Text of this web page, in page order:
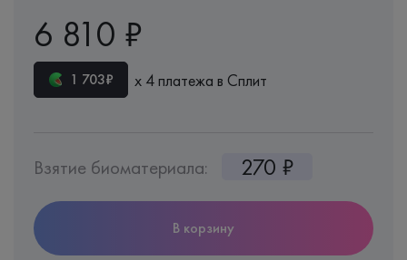
6 810 ₽
1 703₽ х 4 платежа в Сплит
Взятие биоматериала: 270 ₽
В корзину